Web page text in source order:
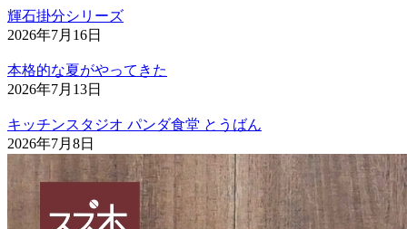
輝石掛分シリーズ
2026年7月16日
本格的な夏がやってきた
2026年7月13日
キッチンスタジオ パンダ食堂 とうばん
2026年7月8日